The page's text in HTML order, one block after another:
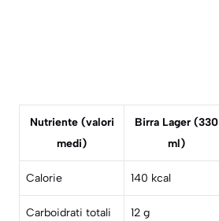
Nutriente (valori
medi)
Birra Lager (330
ml)
Calorie 140 kcal
Carboidrati totali 12 g